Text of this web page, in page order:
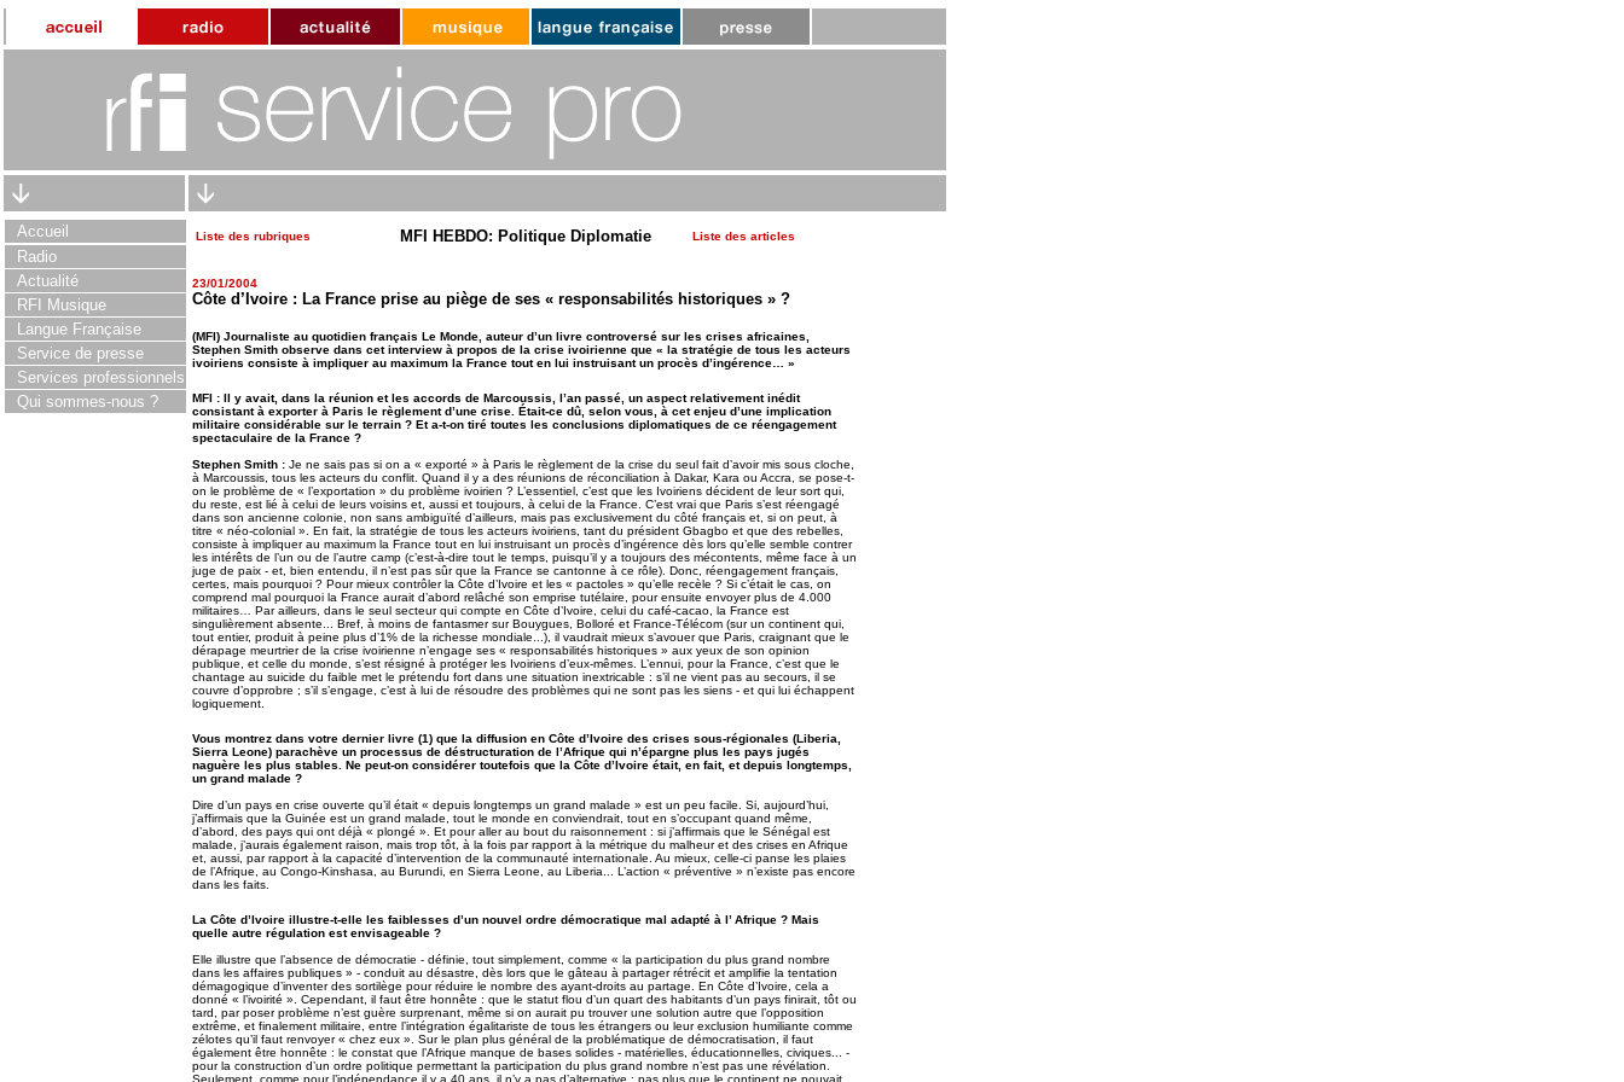
Accueil
Radio
Actualité
RFI Musique
Langue Française
Service de presse
Services professionnels
Qui sommes-nous ?
Liste des rubriques MFI HEBDO: Politique Diplomatie Liste des articles
23/01/2004
Côte d’Ivoire : La France prise au piège de ses « responsabilités historiques » ?
(MFI) Journaliste au quotidien français Le Monde, auteur d’un livre controversé sur les crises africaines,
Stephen Smith observe dans cet interview à propos de la crise ivoirienne que « la stratégie de tous les acteurs
ivoiriens consiste à impliquer au maximum la France tout en lui instruisant un procès d’ingérence… »
MFI : Il y avait, dans la réunion et les accords de Marcoussis, l’an passé, un aspect relativement inédit
consistant à exporter à Paris le règlement d’une crise. Était-ce dû, selon vous, à cet enjeu d’une implication
militaire considérable sur le terrain ? Et a-t-on tiré toutes les conclusions diplomatiques de ce réengagement
spectaculaire de la France ?
Stephen Smith : Je ne sais pas si on a « exporté » à Paris le règlement de la crise du seul fait d’avoir mis sous cloche,
à Marcoussis, tous les acteurs du conflit. Quand il y a des réunions de réconciliation à Dakar, Kara ou Accra, se pose-t-
on le problème de « l’exportation » du problème ivoirien ? L’essentiel, c’est que les Ivoiriens décident de leur sort qui,
du reste, est lié à celui de leurs voisins et, aussi et toujours, à celui de la France. C’est vrai que Paris s’est réengagé
dans son ancienne colonie, non sans ambiguïté d’ailleurs, mais pas exclusivement du côté français et, si on peut, à
titre « néo-colonial ». En fait, la stratégie de tous les acteurs ivoiriens, tant du président Gbagbo et que des rebelles,
consiste à impliquer au maximum la France tout en lui instruisant un procès d’ingérence dès lors qu’elle semble contrer
les intérêts de l’un ou de l’autre camp (c’est-à-dire tout le temps, puisqu’il y a toujours des mécontents, même face à un
juge de paix - et, bien entendu, il n’est pas sûr que la France se cantonne à ce rôle). Donc, réengagement français,
certes, mais pourquoi ? Pour mieux contrôler la Côte d’Ivoire et les « pactoles » qu’elle recèle ? Si c’était le cas, on
comprend mal pourquoi la France aurait d’abord relâché son emprise tutélaire, pour ensuite envoyer plus de 4.000
militaires… Par ailleurs, dans le seul secteur qui compte en Côte d’Ivoire, celui du café-cacao, la France est
singulièrement absente... Bref, à moins de fantasmer sur Bouygues, Bolloré et France-Télécom (sur un continent qui,
tout entier, produit à peine plus d’1% de la richesse mondiale...), il vaudrait mieux s’avouer que Paris, craignant que le
dérapage meurtrier de la crise ivoirienne n’engage ses « responsabilités historiques » aux yeux de son opinion
publique, et celle du monde, s’est résigné à protéger les Ivoiriens d’eux-mêmes. L’ennui, pour la France, c’est que le
chantage au suicide du faible met le prétendu fort dans une situation inextricable : s’il ne vient pas au secours, il se
couvre d’opprobre ; s’il s’engage, c’est à lui de résoudre des problèmes qui ne sont pas les siens - et qui lui échappent
logiquement.
Vous montrez dans votre dernier livre (1) que la diffusion en Côte d’Ivoire des crises sous-régionales (Liberia,
Sierra Leone) parachève un processus de déstructuration de l’Afrique qui n’épargne plus les pays jugés
naguère les plus stables. Ne peut-on considérer toutefois que la Côte d’Ivoire était, en fait, et depuis longtemps,
un grand malade ?
Dire d’un pays en crise ouverte qu’il était « depuis longtemps un grand malade » est un peu facile. Si, aujourd’hui,
j’affirmais que la Guinée est un grand malade, tout le monde en conviendrait, tout en s’occupant quand même,
d’abord, des pays qui ont déjà « plongé ». Et pour aller au bout du raisonnement : si j’affirmais que le Sénégal est
malade, j’aurais également raison, mais trop tôt, à la fois par rapport à la métrique du malheur et des crises en Afrique
et, aussi, par rapport à la capacité d’intervention de la communauté internationale. Au mieux, celle-ci panse les plaies
de l’Afrique, au Congo-Kinshasa, au Burundi, en Sierra Leone, au Liberia... L’action « préventive » n’existe pas encore
dans les faits.
La Côte d’Ivoire illustre-t-elle les faiblesses d’un nouvel ordre démocratique mal adapté à l’ Afrique ? Mais
quelle autre régulation est envisageable ?
Elle illustre que l’absence de démocratie - définie, tout simplement, comme « la participation du plus grand nombre
dans les affaires publiques » - conduit au désastre, dès lors que le gâteau à partager rétrécit et amplifie la tentation
démagogique d’inventer des sortilège pour réduire le nombre des ayant-droits au partage. En Côte d’Ivoire, cela a
donné « l’ivoirité ». Cependant, il faut être honnête : que le statut flou d’un quart des habitants d’un pays finirait, tôt ou
tard, par poser problème n’est guère surprenant, même si on aurait pu trouver une solution autre que l’opposition
extrême, et finalement militaire, entre l’intégration égalitariste de tous les étrangers ou leur exclusion humiliante comme
zélotes qu’il faut renvoyer « chez eux ». Sur le plan plus général de la problématique de démocratisation, il faut
également être honnête : le constat que l’Afrique manque de bases solides - matérielles, éducationnelles, civiques... -
pour la construction d’un ordre politique permettant la participation du plus grand nombre n’est pas une révélation.
Seulement, comme pour l’indépendance il y a 40 ans, il n’y a pas d’alternative : pas plus que le continent ne pouvait